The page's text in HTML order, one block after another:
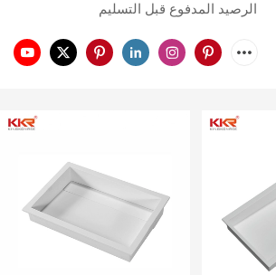
الرصيد المدفوع قبل التسليم